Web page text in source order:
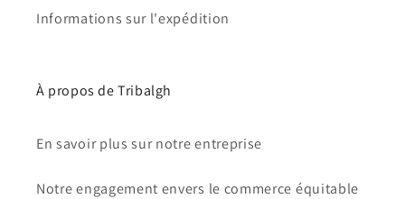
Informations sur l'expédition
À propos de Tribalgh
En savoir plus sur notre entreprise
Notre engagement envers le commerce équitable